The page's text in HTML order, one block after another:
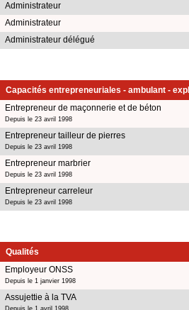
Administrateur
Administrateur
Administrateur délégué
Capacités entrepreneuriales - ambulant -
Entrepreneur de maçonnerie et de béton
Depuis le 23 avril 1998
Entrepreneur tailleur de pierres
Depuis le 23 avril 1998
Entrepreneur marbrier
Depuis le 23 avril 1998
Entrepreneur carreleur
Depuis le 23 avril 1998
Qualités
Employeur ONSS
Depuis le 1 janvier 1998
Assujettie à la TVA
Depuis le 1 avril 1998